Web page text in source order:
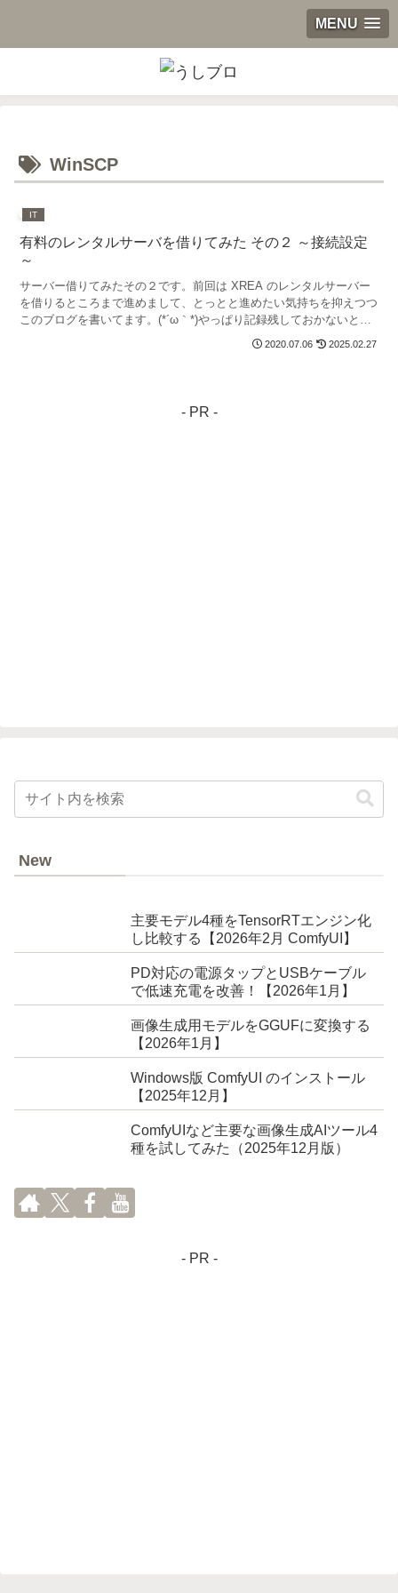
MENU
WinSCP
IT
有料のレンタルサーバを借りてみた その２ ～接続設定
～
サーバー借りてみたその２です。前回は XREA のレンタルサーバー
を借りるところまで進めまして、とっとと進めたい気持ちを抑えつつ
このブログを書いてます。(*´ω｀*)やっぱり記録残しておかないと
後々苦労しそうですしね～。というわけで、今回は...
2020.07.06 2025.02.27
- PR -
New
主要モデル4種をTensorRTエンジン化
し比較する【2026年2月 ComfyUI】
PD対応の電源タップとUSBケーブル
で低速充電を改善！【2026年1月】
画像生成用モデルをGGUFに変換する
【2026年1月】
Windows版 ComfyUI のインストール
【2025年12月】
ComfyUIなど主要な画像生成AIツール4
種を試してみた（2025年12月版）
- PR -